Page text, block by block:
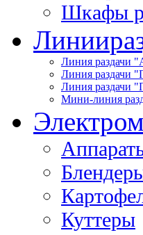
Шкафы
Линии
Линия раздачи
Линия
Линия раздачи
Мини-линия
Куттеры